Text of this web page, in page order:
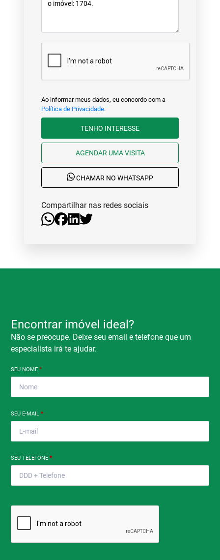
Ao informar meus dados, eu concordo com a
Política de Privacidade.
TENHO INTERESSE
AGENDAR UMA VISITA
CHAMAR NO WHATSAPP
Compartilhar nas redes sociais
Encontrar imóvel ideal?
Não se preocupe. Deixe seu email e telefone que um
especialista irá te ajudar.
SEU NOME*
SEU E-MAIL*
SEU TELEFONE*